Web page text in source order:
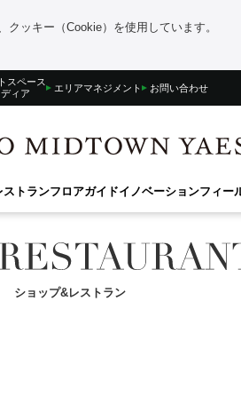
ッキー（Cookie）を使用しています。
スペース
ィア
エリアマネジメント お問い合わせ
ストランフロアガイドイノベーションフィー
ショップ&レストラン